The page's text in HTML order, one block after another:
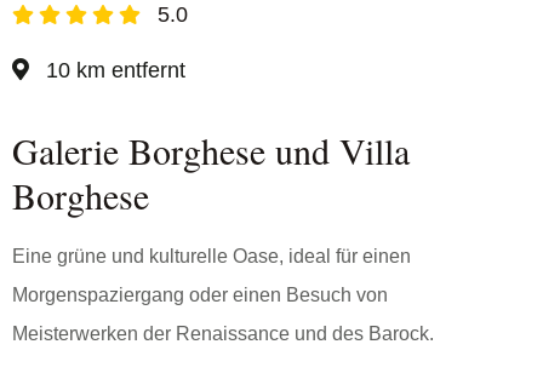
5.0
10 km entfernt
Galerie Borghese und Villa
Borghese
Eine grüne und kulturelle Oase, ideal für einen
Morgenspaziergang oder einen Besuch von
Meisterwerken der Renaissance und des Barock.